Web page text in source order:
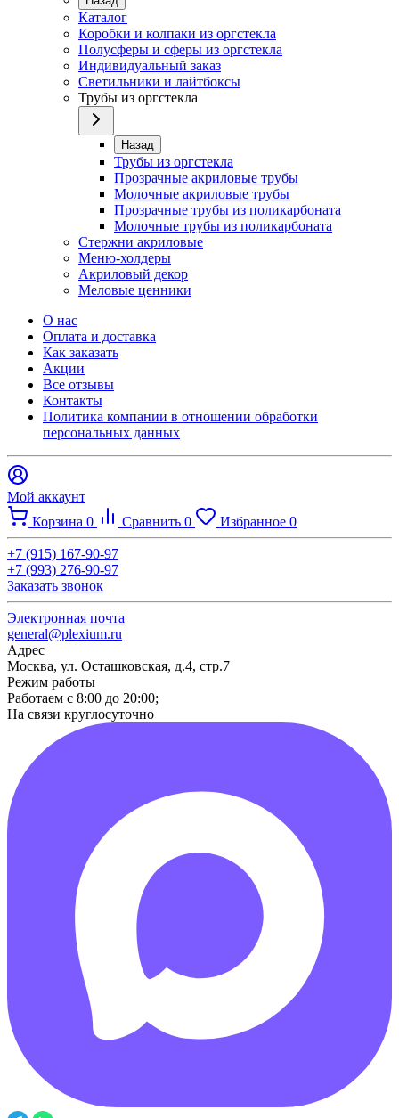
Каталог
Коробки и колпаки из оргстекла
Полусферы и сферы из оргстекла
Индивидуальный заказ
Светильники и лайтбоксы
Трубы из оргстекла
Назад
Трубы из оргстекла
Прозрачные акриловые трубы
Молочные акриловые трубы
Прозрачные трубы из поликарбоната
Молочные трубы из поликарбоната
Стержни акриловые
Меню-холдеры
Акриловый декор
Меловые ценники
О нас
Оплата и доставка
Как заказать
Акции
Все отзывы
Контакты​
Политика компании в отношении обработки
персональных данных
Мой аккаунт
Корзина 0 Сравнить 0 Избранное 0
+7 (915) 167-90-97
+7 (993) 276-90-97
Заказать звонок
Электронная почта
general@plexium.ru
Адрес
Москва, ул. Осташковская, д.4, стр.7
Режим работы
Работаем с 8:00 до 20:00;
На связи круглосуточно